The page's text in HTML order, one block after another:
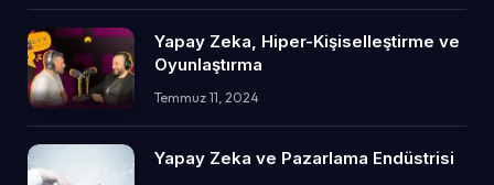
Yapay Zeka, Hiper-Kişiselleştirme ve
Oyunlaştırma
Temmuz 11, 2024
Yapay Zeka ve Pazarlama Endüstrisi